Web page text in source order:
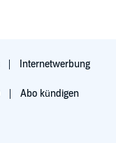
Internetwerbung
Abo kündigen